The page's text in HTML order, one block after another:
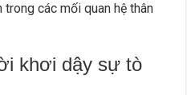
các mối quan hệ thân
khơi dậy sự tò